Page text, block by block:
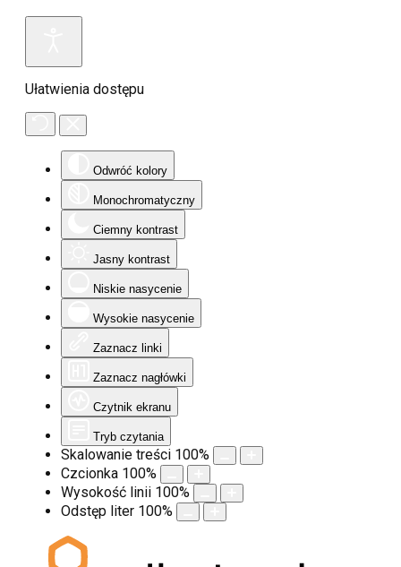
Ułatwienia dostępu
Odwróć kolory
Monochromatyczny
Ciemny kontrast
Jasny kontrast
Niskie nasycenie
Wysokie nasycenie
Zaznacz linki
Zaznacz nagłówki
Czytnik ekranu
Tryb czytania
Skalowanie treści 100%
Czcionka 100%
Wysokość linii 100%
Odstęp liter 100%